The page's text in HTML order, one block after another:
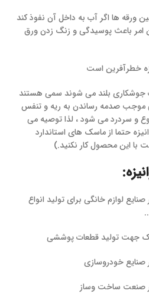
ورقه ها اگر آب به داخل آن نفوذ کند
باعث پوسیدگی و زنگ زدن ورق
جوشکاری بلند می شوند سمی هستند
موجب صدمه رساندن به ریه و تنفس
و سردرد می شود ، لذا توصیه می
حتما از ماسک های استاندارد
صنایع لوازم خانگی برای تولید انواع
صنایع خودروسازی
صنعت ساخت وساز